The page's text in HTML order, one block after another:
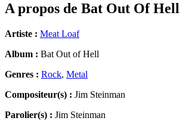
A propos de Bat Out Of Hell
Artiste : Meat Loaf
Album : Bat Out of Hell
Genres : Rock, Metal
Compositeur(s) : Jim Steinman
Parolier(s) : Jim Steinman